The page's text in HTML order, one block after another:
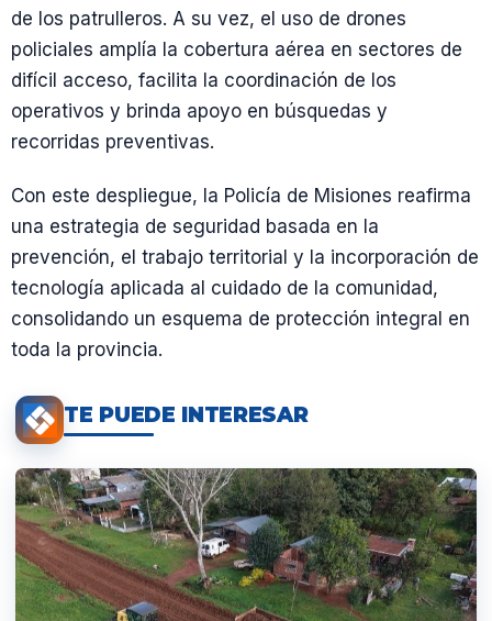
de los patrulleros. A su vez, el uso de drones
policiales amplía la cobertura aérea en sectores de
difícil acceso, facilita la coordinación de los
operativos y brinda apoyo en búsquedas y
recorridas preventivas.
Con este despliegue, la Policía de Misiones reafirma
una estrategia de seguridad basada en la
prevención, el trabajo territorial y la incorporación de
tecnología aplicada al cuidado de la comunidad,
consolidando un esquema de protección integral en
toda la provincia.
TE PUEDE INTERESAR